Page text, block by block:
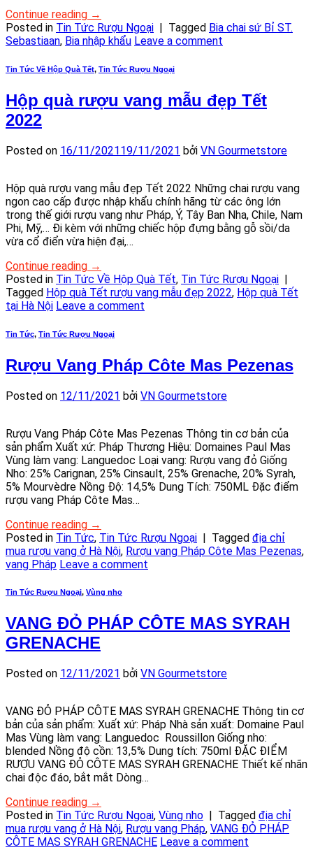
Continue reading →
Posted in Tin Tức Rượu Ngoại | Tagged Bia chai sứ Bỉ ST.
Sebastiaan, Bia nhập khẩu Leave a comment
Tin Tức Về Hộp Quà Tết, Tin Tức Rượu Ngoại
Hộp quà rượu vang mẫu đẹp Tết
2022
Posted on 16/11/202119/11/2021 bởi VN Gourmetstore
Hộp quà rượu vang mẫu đẹp Tết 2022 Những chai rượu vang
ngon cao cấp được nhập khẩu chính hãng từ các ông lớn
trong thế giới rượu vang như Pháp, Ý, Tây Ban Nha, Chile, Nam
Phi, Mỹ,… Đi kèm với những chiếc hộp đựng bằng gỗ sồi/da
vừa cổ điển vừa hiện đại,…
Continue reading →
Posted in Tin Tức Về Hộp Quà Tết, Tin Tức Rượu Ngoại |
Tagged Hộp quà Tết rượu vang mẫu đẹp 2022, Hộp quà Tết
tại Hà Nội Leave a comment
Tin Tức, Tin Tức Rượu Ngoại
Rượu Vang Pháp Côte Mas Pezenas
Posted on 12/11/2021 bởi VN Gourmetstore
Rượu Vang Pháp Côte Mas Pezenas Thông tin cơ bản của
sản phẩm Xuất xứ: Pháp Thương Hiệu: Domaines Paul Mas
Vùng làm vang: Languedoc Loại vang: Rượu vang đỏ Giống
Nho: 25% Carignan, 25% Cinsault, 25% Grenache, 20% Syrah,
5% Mourvèdre Nồng Độ: 14,5% Dung Tích: 750ML Đặc điểm
rượu vang Pháp Côte Mas…
Continue reading →
Posted in Tin Tức, Tin Tức Rượu Ngoại | Tagged địa chỉ
mua rượu vang ở Hà Nội, Rượu vang Pháp Côte Mas Pezenas,
vang Pháp Leave a comment
Tin Tức Rượu Ngoại, Vùng nho
VANG ĐỎ PHÁP CÔTE MAS SYRAH
GRENACHE
Posted on 12/11/2021 bởi VN Gourmetstore
VANG ĐỎ PHÁP CÔTE MAS SYRAH GRENACHE Thông tin cơ
bản của sản phẩm: Xuất xứ: Pháp Nhà sản xuất: Domaine Paul
Mas Vùng làm vang: Languedoc Roussillon Giống nho:
blended Nồng độ cồn: 13,5% Dung tích: 750ml ĐẶC ĐIỂM
RƯỢU VANG ĐỎ CÔTE MAS SYRAH GRENACHE Thiết kế nhãn
chai độc đáo, bắt mắt Dòng…
Continue reading →
Posted in Tin Tức Rượu Ngoại, Vùng nho Tagged địa chỉ
mua rượu vang ở Hà Nội, Rượu vang Pháp, VANG ĐỎ PHÁP
CÔTE MAS SYRAH GRENACHE Leave a comment